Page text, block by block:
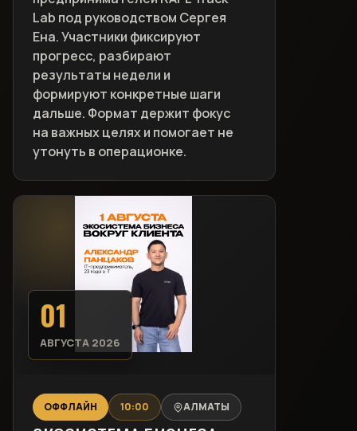
Lab под руководством Сергея
Ена. Участники фиксируют
прогресс, разбирают
результаты недели и
формируют конкретные шаги
дальше. Формат держит фокус
на важных целях и помогает не
утонуть в операционке.
01
АВГУСТА 2026
ОФФЛАЙН 10:00 АЛМАТЫ